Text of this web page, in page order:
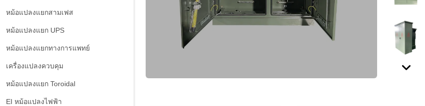
หม้อแปลงแยกสามเฟส
หม้อแปลงแยก UPS
หม้อแปลงแยกทางการแพทย์
เครื่องแปลงควบคุม
หม้อแปลงแยก Toroidal
EI หม้อแปลงไฟฟ้า